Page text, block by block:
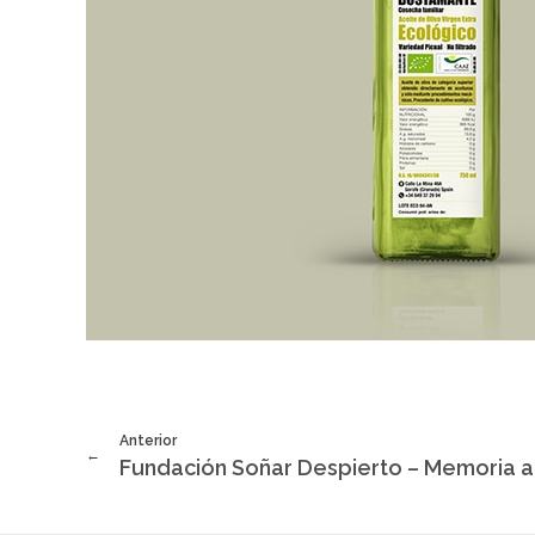
Anterior
Fundación Soñar Despierto – Memoria